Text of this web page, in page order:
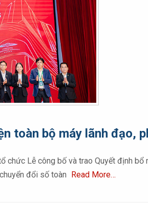
toàn bộ máy lãnh đạo,
Lễ công bố và trao Quyết định
đổi số toàn Read More…